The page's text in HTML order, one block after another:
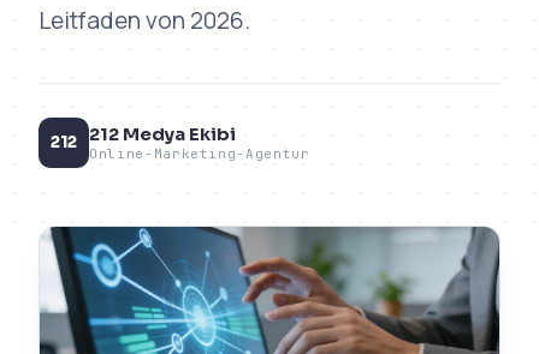
Leitfaden von 2026.
212 212 Medya Ekibi
Online-Marketing-Agentur